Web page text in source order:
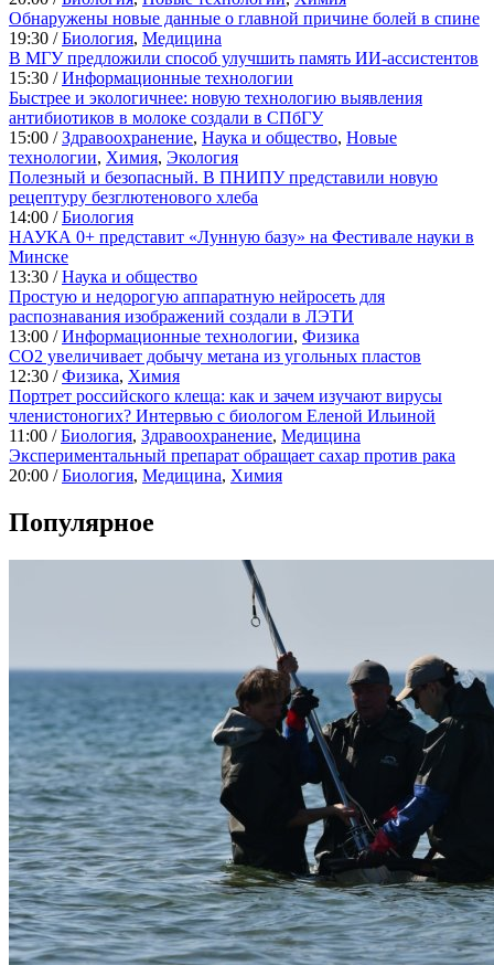
Обнаружены новые данные о главной причине болей в спине
19:30 /Биология, Медицина
В МГУ предложили способ улучшить память ИИ-ассистентов
15:30 /Информационные технологии
Быстрее и экологичнее: новую технологию выявления
антибиотиков в молоке создали в СПбГУ
15:00 /Здравоохранение, Наука и общество, Новые
технологии, Химия, Экология
Полезный и безопасный. В ПНИПУ представили новую
рецептуру безглютенового хлеба
14:00 /Биология
НАУКА 0+ представит «Лунную базу» на Фестивале науки в
Минске
13:30 /Наука и общество
Простую и недорогую аппаратную нейросеть для
распознавания изображений создали в ЛЭТИ
13:00 /Информационные технологии, Физика
CO2 увеличивает добычу метана из угольных пластов
12:30 /Физика, Химия
Портрет российского клеща: как и зачем изучают вирусы
членистоногих? Интервью с биологом Еленой Ильиной
11:00 /Биология, Здравоохранение, Медицина
Экспериментальный препарат обращает сахар против рака
20:00 /Биология, Медицина, Химия
Популярное